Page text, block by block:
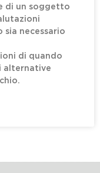
di un soggetto
sia necessario
di quando
alternative